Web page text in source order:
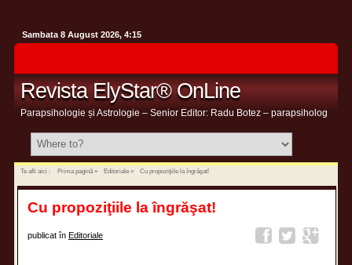
Sambata 8 August 2026, 4:15
Revista ElyStar® OnLine
Parapsihologie și Astrologie – Senior Editor: Radu Botez – parapsiholog
Te afli aici : Prima pagină» Editoriale» Cu propoziţiile la îngrăşat!
Cu propoziţiile la îngrăşat!
publicat înEditoriale